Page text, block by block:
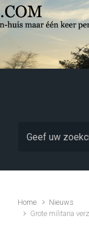
Skip to main
Home
Nieuws
Grote militaria